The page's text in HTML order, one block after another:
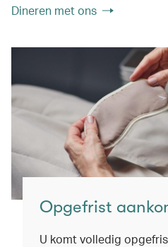
Dineren met ons
Opgefrist
U komt volledig